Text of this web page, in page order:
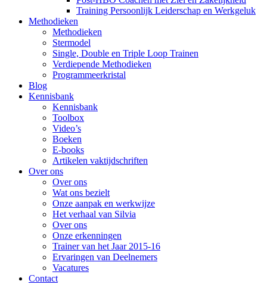
Training Persoonlijk Leiderschap en Werkgeluk
Methodieken
Methodieken
Stermodel
Single, Double en Triple Loop Trainen
Verdiepende Methodieken
Programmeerkristal
Blog
Kennisbank
Kennisbank
Toolbox
Video’s
Boeken
E-books
Artikelen vaktijdschriften
Over ons
Over ons
Wat ons bezielt
Onze aanpak en werkwijze
Het verhaal van Silvia
Over ons
Onze erkenningen
Trainer van het Jaar 2015-16
Ervaringen van Deelnemers
Vacatures
Contact